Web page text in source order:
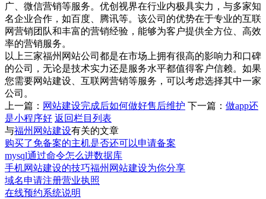
广、微信营销等服务。优创视界在行业内极具实力，与多家知
名企业合作，如百度、腾讯等。该公司的优势在于专业的互联
网营销团队和丰富的营销经验，能够为客户提供全方位、高效
率的营销服务。
以上三家福州网站公司都是在市场上拥有很高的影响力和口碑
的公司，无论是技术实力还是服务水平都值得客户信赖。如果
您需要网站建设、互联网营销等服务，可以考虑选择其中一家
公司。
上一篇： 网站建设完成后如何做好售后维护 下一篇： 做app还
是小程序好 返回栏目列表
与福州网站建设有关的文章
购买了免备案的主机是否还可以申请备案
mysql通过命令怎么进数据库
手机网站建设的技巧福州网站建设为你分享
域名申请注册营业执照
在线预约系统说明